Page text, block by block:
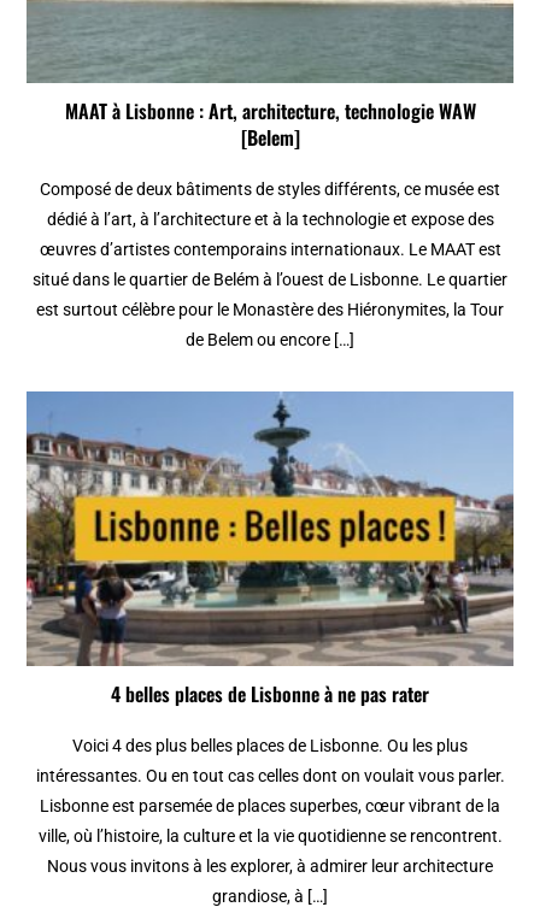
MAAT à Lisbonne : Art, architecture, technologie WAW
[Belem]
Composé de deux bâtiments de styles différents, ce musée est
dédié à l’art, à l’architecture et à la technologie et expose des
œuvres d’artistes contemporains internationaux. Le MAAT est
situé dans le quartier de Belém à l’ouest de Lisbonne. Le quartier
est surtout célèbre pour le Monastère des Hiéronymites, la Tour
de Belem ou encore […]
4 belles places de Lisbonne à ne pas rater
Voici 4 des plus belles places de Lisbonne. Ou les plus
intéressantes. Ou en tout cas celles dont on voulait vous parler.
Lisbonne est parsemée de places superbes, cœur vibrant de la
ville, où l’histoire, la culture et la vie quotidienne se rencontrent.
Nous vous invitons à les explorer, à admirer leur architecture
grandiose, à […]